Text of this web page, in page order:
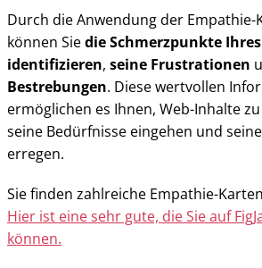
Durch die Anwendung der Empathie-
können Siedie Schmerzpunkte
identifizieren, seine Frustrationen
Bestrebungen. Diese wertvollen
ermöglichen es Ihnen, Web-Inhalte
seine Bedürfnisse eingehen und
erregen.
Sie finden zahlreiche Empathie-
Hier ist eine sehr gute, die Sie auf
können.